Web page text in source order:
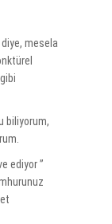
mesela
biliyorum,
ediyor ”